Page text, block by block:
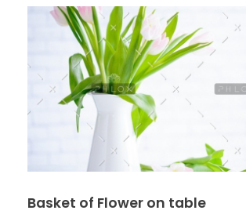
Basket of Flower on table